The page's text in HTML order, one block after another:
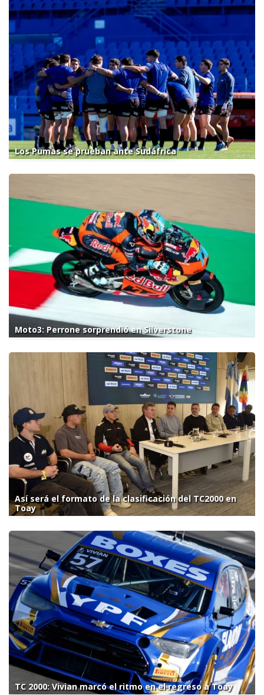
Los Pumas se prueban ante Sudáfrica
Moto3: Perrone sorprendió en Silverstone
Así será el formato de la clasificación del TC2000 en
Toay
TC 2000: Vivian marcó el ritmo en el regreso a Toay